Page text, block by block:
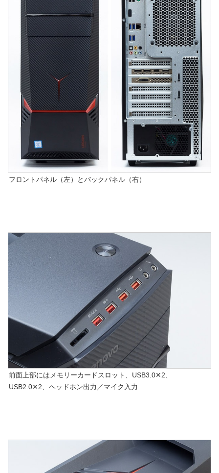
フロントパネル（左）とバックパネル（右）
前面上部にはメモリーカードスロット、USB3.0✕2、
USB2.0✕2、ヘッドホン出力／マイク入力